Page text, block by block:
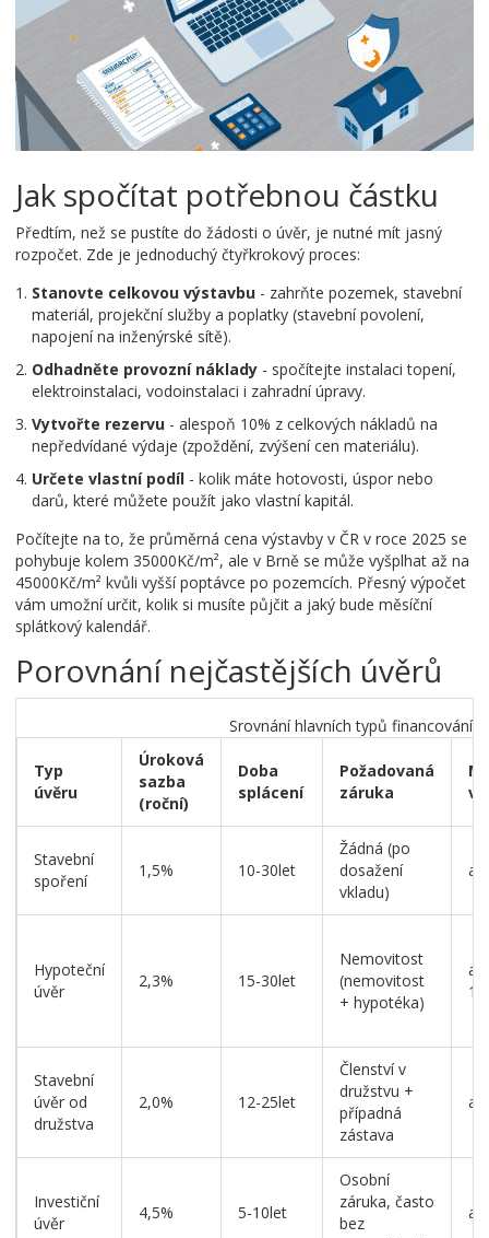
Jak spočítat potřebnou částku
Předtím, než se pustíte do žádosti o úvěr, je nutné mít jasný
rozpočet. Zde je jednoduchý čtyřkrokový proces:
Stanovte celkovou výstavbu - zahrňte pozemek, stavební
materiál, projekční služby a poplatky (stavební povolení,
napojení na inženýrské sítě).
Odhadněte provozní náklady - spočítejte instalaci topení,
elektroinstalaci, vodoinstalaci i zahradní úpravy.
Vytvořte rezervu - alespoň 10% z celkových nákladů na
nepředvídané výdaje (zpoždění, zvýšení cen materiálu).
Určete vlastní podíl - kolik máte hotovosti, úspor nebo
darů, které můžete použít jako vlastní kapitál.
Počítejte na to, že průměrná cena výstavby v ČR v roce 2025 se
pohybuje kolem 35000Kč/m², ale v Brně se může vyšplhat až na
45000Kč/m² kvůli vyšší poptávce po pozemcích. Přesný výpočet
vám umožní určit, kolik si musíte půjčit a jaký bude měsíční
splátkový kalendář.
Porovnání nejčastějších úvěrů
Srovnání hlavních typů financování
Typ
úvěru
Úroková
sazba
(roční)
Doba
splácení
Požadovaná
záruka
Stavební
spoření
1,5% 10-30let
Žádná (po
dosažení
vkladu)
až
Hypoteční
úvěr
2,3% 15-30let
Nemovitost
(nemovitost
+ hypotéka)
až
Stavební
úvěr od
družstva
2,0% 12-25let
Členství v
družstvu +
případná
zástava
až
Investiční
úvěr
4,5% 5-10let
Osobní
záruka, často
bez
až